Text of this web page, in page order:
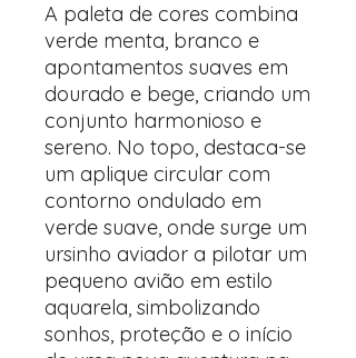
A paleta de cores combina
verde menta, branco e
apontamentos suaves em
dourado e bege, criando um
conjunto harmonioso e
sereno. No topo, destaca-se
um aplique circular com
contorno ondulado em
verde suave, onde surge um
ursinho aviador a pilotar um
pequeno avião em estilo
aquarela, simbolizando
sonhos, proteção e o início